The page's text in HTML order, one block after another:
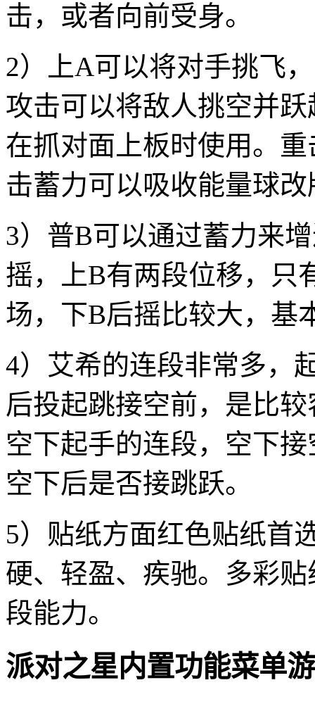
击，或者向前受身。
2）上A可以将对手挑飞
攻击可以将敌人挑空并
在抓对面上板时使用。
击蓄力可以吸收能量球
3）普B可以通过蓄力来
摇，上B有两段位移，只
场，下B后摇比较大，基
4）艾希的连段非常多，
后投起跳接空前，是比
空下起手的连段，空下
空下后是否接跳跃。
5）贴纸方面红色贴纸首
硬、轻盈、疾驰。多彩
段能力。
派对之星内置功能菜单